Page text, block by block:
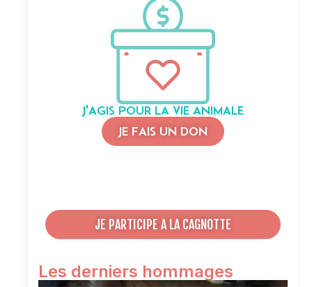
J'AGIS POUR LA VIE ANIMALE
JE FAIS UN DON
JE PARTICIPE A LA CAGNOTTE
Les derniers hommages